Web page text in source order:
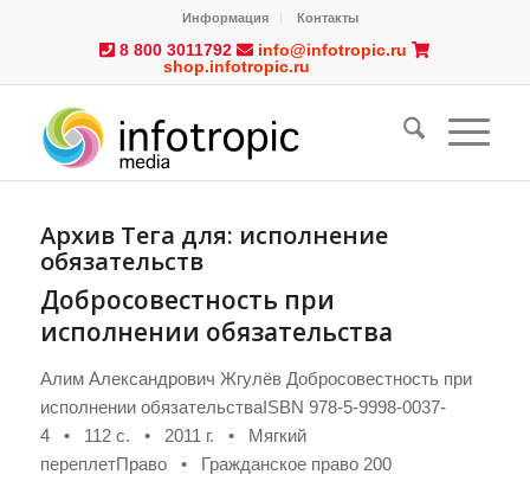
Информация Контакты
8 800 3011792
info@infotropic.ru
shop.infotropic.ru
Архив Тега для: исполнение
обязательств
Добросовестность при
исполнении обязательства
Алим Александрович Жгулёв Добросовестность при
исполнении обязательстваISBN 978-5-9998-0037-
4 • 112 с. • 2011 г. • Мягкий
переплетПраво • Гражданское право 200